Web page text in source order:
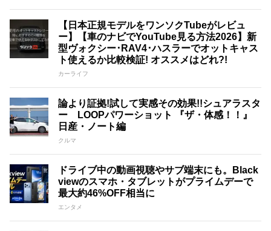
【日本正規モデルをワンソクTubeがレビュ
ー】【車のナビでYouTube見る方法2026】新
型ヴォクシー･RAV4･ハスラーでオットキャス
ト使えるか比較検証! オススメはどれ?!
カーライフ
論より証拠!試して実感その効果!!シュアラスタ
ー LOOPパワーショット 『ザ・体感！！』
日産・ノート編
クルマ
ドライブ中の動画視聴やサブ端末にも。Black
viewのスマホ・タブレットがプライムデーで
最大約46%OFF相当に
エンタメ